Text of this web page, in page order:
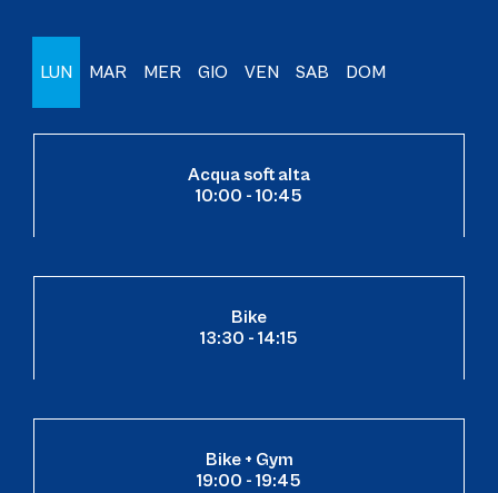
LUN MAR MER GIO VEN SAB DOM
Acqua soft alta
10:00 - 10:45
Bike
13:30 - 14:15
Bike + Gym
19:00 - 19:45